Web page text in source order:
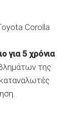
Corolla
για 5 χρόνια
της